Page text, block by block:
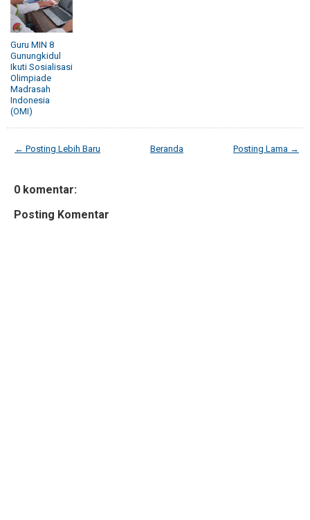
Guru MIN 8
Gunungkidul
Ikuti Sosialisasi
Olimpiade
Madrasah
Indonesia
(OMI)
← Posting Lebih Baru Posting Lama →
Beranda
0 komentar:
Posting Komentar